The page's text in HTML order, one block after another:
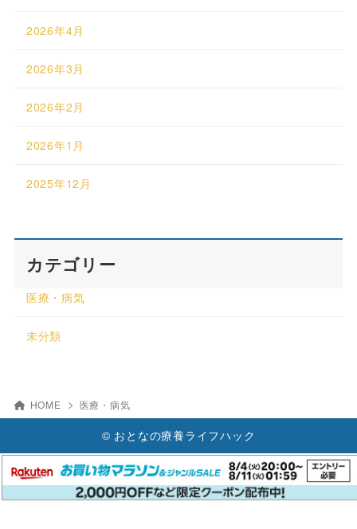
2026年4月
2026年3月
2026年2月
2026年1月
2025年12月
カテゴリー
医療・病気
未分類
HOME 医療・病気
© おとなの療養ライフハック